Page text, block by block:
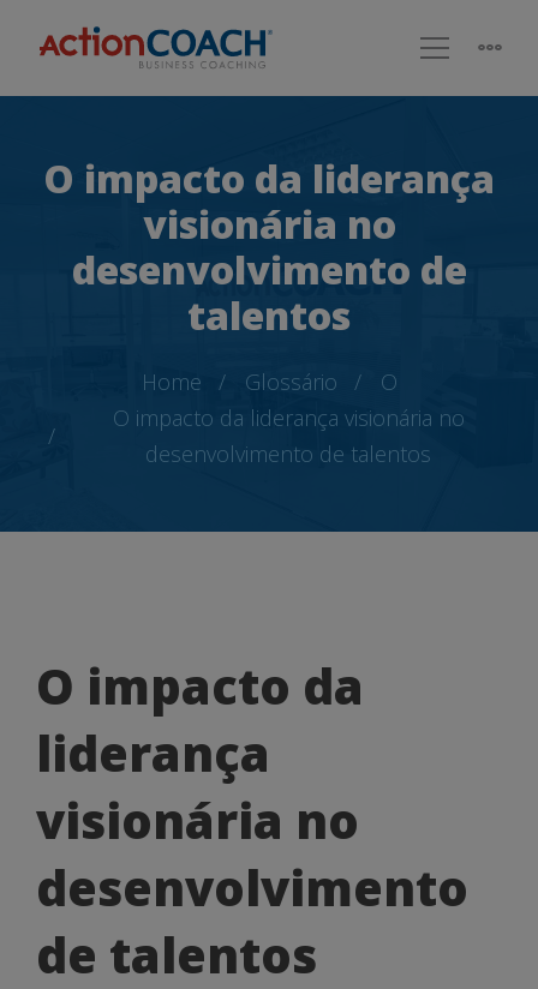
O impacto da liderança
visionária no
desenvolvimento de
talentos
Home Glossário
O
O impacto da liderança visionária no
desenvolvimento de talentos
O
impacto
da
liderança
visionária
no
desenvolvimento
O impacto da
liderança
visionária no
desenvolvimento
de talentos